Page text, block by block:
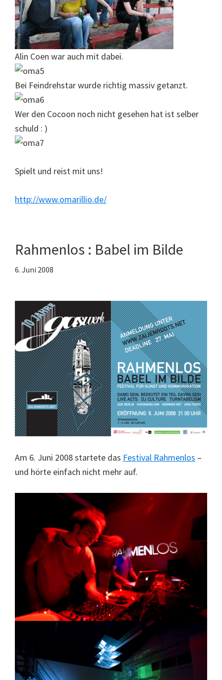
Alin Coen war auch mit dabei.
Bei Feindrehstar wurde richtig massiv getanzt.
Wer den Cocoon noch nicht gesehen hat ist selber
schuld : )
Spielt und reist mit uns!
http://www.omarillio.de/
Rahmenlos : Babel im Bilde
6. Juni 2008
Am 6. Juni 2008 startete das Festival Rahmenlos –
und hörte einfach nicht mehr auf.